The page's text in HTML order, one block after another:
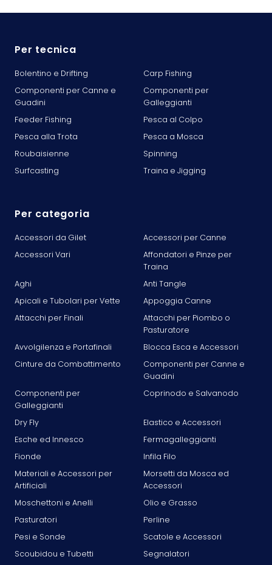
Per tecnica
Bolentino e Drifting
Carp Fishing
Componenti per Canne e
Guadini
Componenti per
Galleggianti
Feeder Fishing
Pesca al Colpo
Pesca alla Trota
Pesca a Mosca
Roubaisienne
Spinning
Surfcasting
Traina e Jigging
Per categoria
Accessori da Gilet
Accessori per Canne
Accessori Vari
Affondatori e Pinze per
Traina
Aghi
Anti Tangle
Apicali e Tubolari per Vette
Appoggia Canne
Attacchi per Finali
Attacchi per Piombo o
Pasturatore
Avvolgilenza e Portafinali
Blocca Esca e Accessori
Cinture da Combattimento
Componenti per Canne e
Guadini
Componenti per
Galleggianti
Coprinodo e Salvanodo
Dry Fly
Elastico e Accessori
Esche ed Innesco
Fermagalleggianti
Fionde
Infila Filo
Materiali e Accessori per
Artificiali
Morsetti da Mosca ed
Accessori
Moschettoni e Anelli
Olio e Grasso
Pasturatori
Perline
Pesi e Sonde
Scatole e Accessori
Scoubidou e Tubetti
Segnalatori